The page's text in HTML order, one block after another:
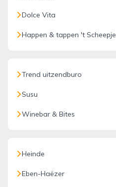
Dolce Vita
Happen & tappen 't Scheepje
Trend uitzendburo
Susu
Winebar & Bites
Heinde
Eben-Haëzer